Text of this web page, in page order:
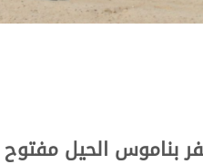
بناموس الحيل مفتوح